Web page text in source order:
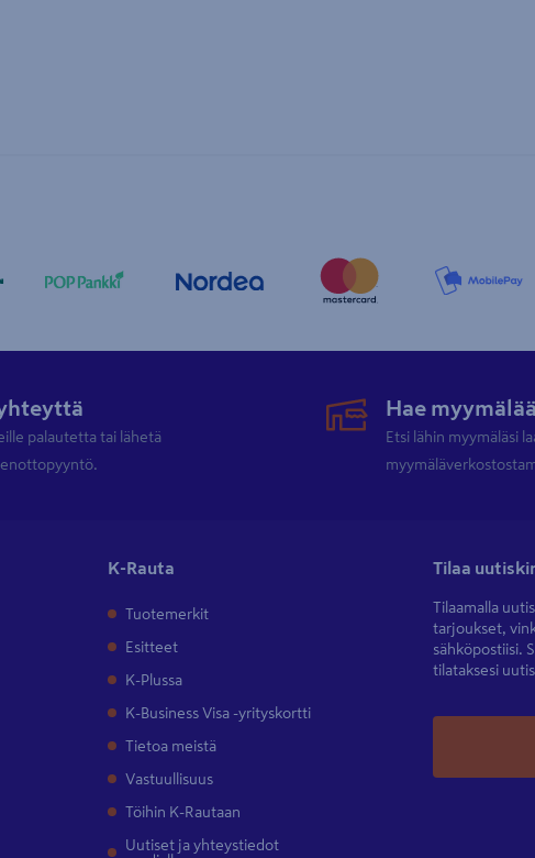
palautetta tai lähetä
Hae myymälää
Etsi lähin myymäläsi
K-Rauta
Tuotemerkit
Esitteet
K-Plussa
K-Business Visa -yrityskortti
Tietoa meistä
Vastuullisuus
Töihin K-Rautaan
Uutiset ja yhteystiedot
Tilaa
Tilaamalla
tarjoukset,
sähköpostiisi.
tilataksesi